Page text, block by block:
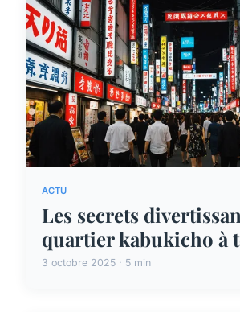
ACTU
Les secrets
quartier kabukicho à
3 octobre 2025 · 5 min